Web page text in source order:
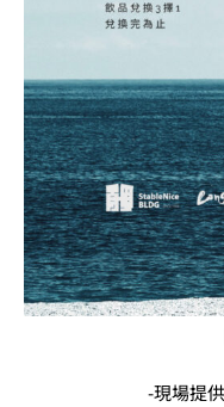
-現場提